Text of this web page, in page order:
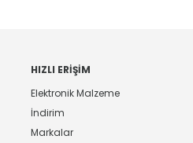
HIZLI ERIŞIM
Elektronik Malzeme
İndirim
Markalar